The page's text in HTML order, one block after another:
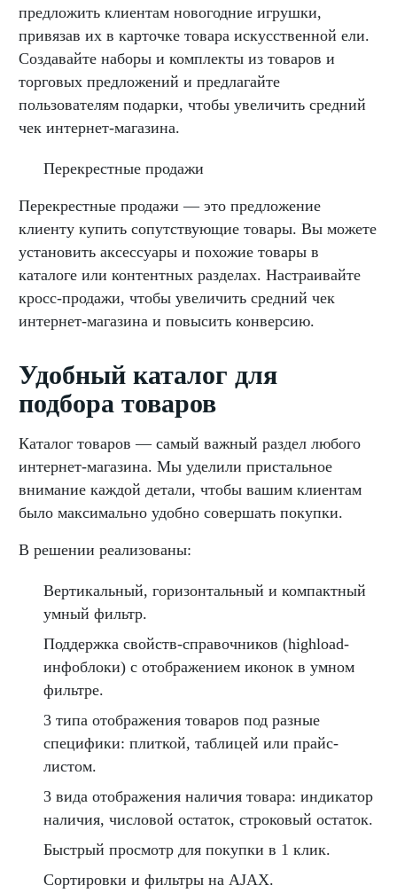
предложить клиентам новогодние игрушки,
привязав их в карточке товара искусственной ели.
Создавайте наборы и комплекты из товаров и
торговых предложений и предлагайте
пользователям подарки, чтобы увеличить средний
чек интернет-магазина.
Перекрестные продажи
Перекрестные продажи — это предложение
клиенту купить сопутствующие товары. Вы можете
установить аксессуары и похожие товары в
каталоге или контентных разделах. Настраивайте
кросс-продажи, чтобы увеличить средний чек
интернет-магазина и повысить конверсию.
Удобный каталог для
подбора товаров
Каталог товаров — самый важный раздел любого
интернет-магазина. Мы уделили пристальное
внимание каждой детали, чтобы вашим клиентам
было максимально удобно совершать покупки.
В решении реализованы:
Вертикальный, горизонтальный и компактный
умный фильтр.
Поддержка свойств-справочников (highload-
инфоблоки) с отображением иконок в умном
фильтре.
3 типа отображения товаров под разные
специфики: плиткой, таблицей или прайс-
листом.
3 вида отображения наличия товара: индикатор
наличия, числовой остаток, строковый остаток.
Быстрый просмотр для покупки в 1 клик.
Сортировки и фильтры на AJAX.